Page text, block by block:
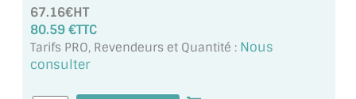
VERRE ANTI-REFLET
VERRE LAQUÉ/CRÉDENCE
67.16€HT
80.59 €TTC
Tarifs PRO, Revendeurs et Quantité : Nous
consulter